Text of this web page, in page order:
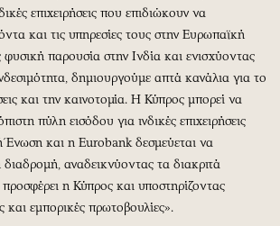
επιχειρήσεις που επιδιώκουν να
και τις υπηρεσίες τους στην Ευρωπαϊκή
παρουσία στην Ινδία και ενισχύοντας
δημιουργούμε απτά κανάλια για το
και την καινοτομία. Η Κύπρος μπορεί να
πύλη εισόδου για ινδικές επιχειρήσεις
Ένωση και η Eurobank δεσμεύεται να
διαδρομή, αναδεικνύοντας τα διακριτά
η Κύπρος και υποστηρίζοντας
και εμπορικές πρωτοβουλίες».